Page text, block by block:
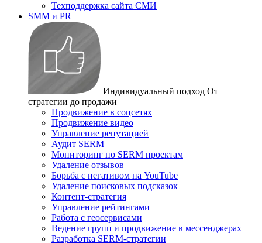
Техподдержка сайта СМИ
SMM и PR
Индивидуальный подход От
стратегии до продажи
Продвижение в соцсетях
Продвижение видео
Управление репутацией
Аудит SERM
Мониторинг по SERM проектам
Удаление отзывов
Борьба с негативом на YouTube
Удаление поисковых подсказок
Контент-стратегия
Управление рейтингами
Работа с геосервисами
Ведение групп и продвижение в мессенджерах
Разработка SERM-стратегии